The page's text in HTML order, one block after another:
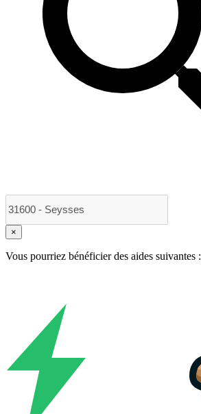
×
Vous pourriez bénéficier des aides suivantes :